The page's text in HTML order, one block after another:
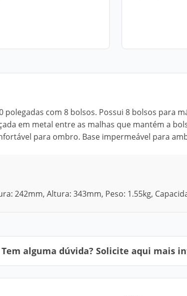
polegadas com 8 bolsos. Possui 8 bolsos para
em metal entre as malhas que mantém a
para ombro. Base impermeável para
242mm, Altura: 343mm, Peso: 1.55kg,
Tem alguma dúvida? Solicite aqui mais